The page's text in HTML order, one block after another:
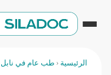
الرئيسية ‹ طب عام في نابل